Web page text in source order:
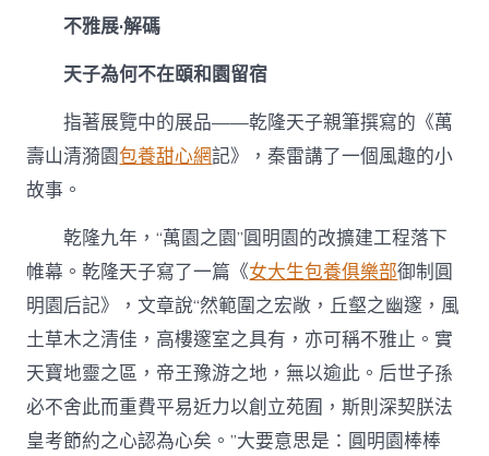
不雅展·解碼
天子為何不在頤和園留宿
指著展覽中的展品——乾隆天子親筆撰寫的《萬
壽山清漪園包養甜心網記》，秦雷講了一個風趣的小
故事。
乾隆九年，“萬園之園”圓明園的改擴建工程落下
帷幕。乾隆天子寫了一篇《女大生包養俱樂部御制圓
明園后記》，文章說“然範圍之宏敞，丘壑之幽邃，風
土草木之清佳，高樓邃室之具有，亦可稱不雅止。實
天寶地靈之區，帝王豫游之地，無以逾此。后世子孫
必不舍此而重費平易近力以創立苑囿，斯則深契朕法
皇考節約之心認為心矣。”大要意思是：圓明園棒棒